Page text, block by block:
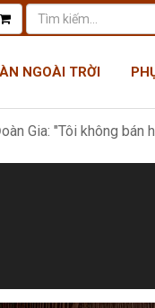
NGOÀI TRỜI
không bán hàng giá